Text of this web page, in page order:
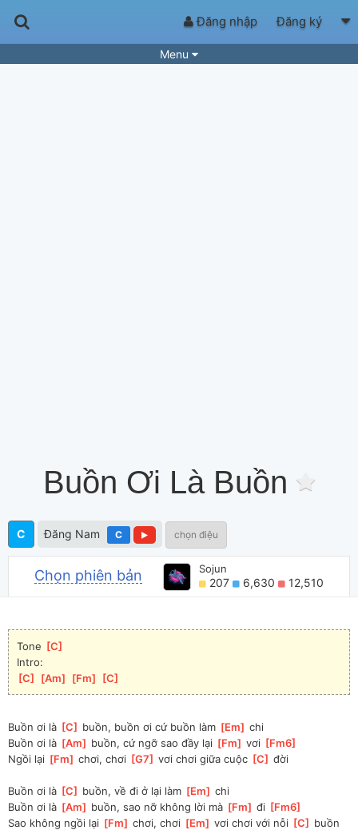
Đăng nhập Đăng ký
Menu
Buồn Ơi Là Buồn
C Đăng Nam C chọn điệu
Chọn phiên bản Sojun
207 6,630 12,510
Tone [C
Intro:
[C [Am [Fm [C
Buồn ơi là [C buồn, buồn ơi cứ buồn làm [Em ] chi
Buồn ơi là [Am buồn, cứ ngỡ sao đầy lại [Fm ] vơi [Fm6
Ngồi lại [Fm ] chơi, chơi [G7 ] vơi chơi giữa cuộc [C ] đời
Buồn ơi là [C buồn, về đi ở lại làm [Em ] chi
Buồn ơi là [Am buồn, sao nỡ không lời mà [Fm ] đi [Fm6
Sao không ngồi lại [Fm ] chơi, chơi [Em ] vơi chơi với nỗi [C buồn